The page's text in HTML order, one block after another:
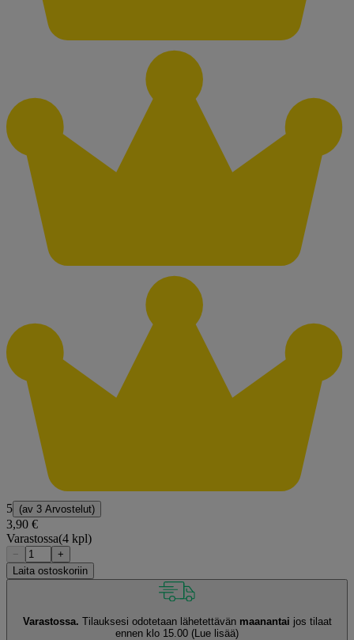
5 (av 3 Arvostelut)
3,90 €
Varastossa(4 kpl)
−
+
Laita ostoskoriin
Varastossa. Tilauksesi odotetaan lähetettävän maanantai jos tilaat
ennen klo 15.00 (Lue lisää)